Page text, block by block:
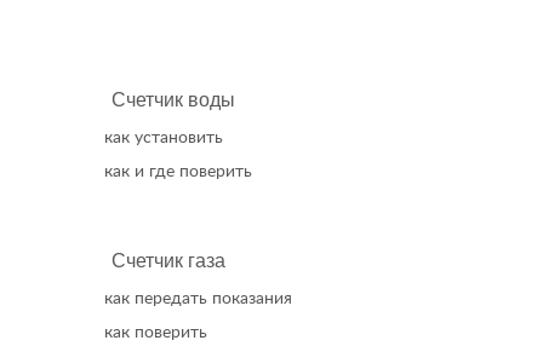
Счетчик воды
как установить
как и где поверить
Счетчик газа
как передать показания
как поверить